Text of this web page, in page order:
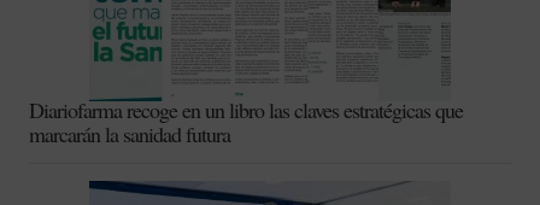
Diariofarma recoge en un libro las claves estratégicas que
marcarán la sanidad futura